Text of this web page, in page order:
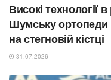
Високі технології
Шумську ортопеди
на стегновій кістці
31.07.2026